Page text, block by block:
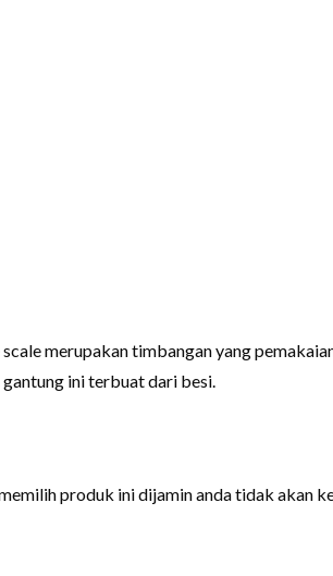
merupakan timbangan yang
ini terbuat dari besi.
produk ini dijamin anda tidak